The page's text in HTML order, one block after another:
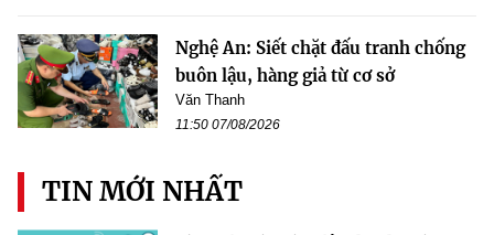
Nghệ An: Siết chặt đấu tranh chống
buôn lậu, hàng giả từ cơ sở
Văn Thanh
11:50 07/08/2026
TIN MỚI NHẤT